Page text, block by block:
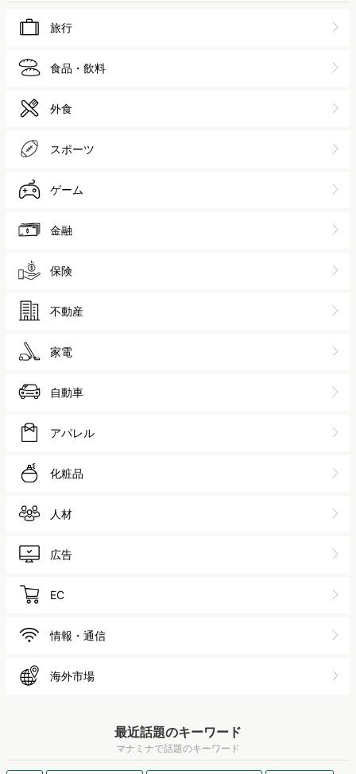
旅行
食品・飲料
外食
スポーツ
ゲーム
金融
保険
不動産
家電
自動車
アパレル
化粧品
人材
広告
EC
情報・通信
海外市場
最近話題のキーワード
マナミナで話題のキーワード